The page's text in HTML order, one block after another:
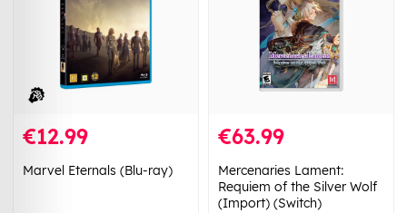
€12.99
Marvel Eternals (Blu-ray)
€63.99
Mercenaries Lament:
Requiem of the Silver Wolf
(Import) (Switch)